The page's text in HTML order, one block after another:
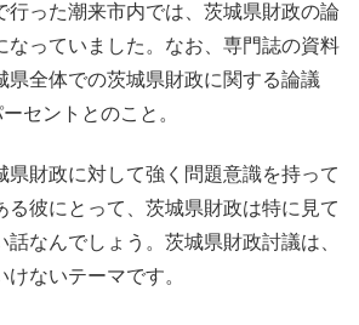
行った潮来市内では、茨城県財政の論
なっていました。なお、専門誌の資料
県全体での茨城県財政に関する論議
セントとのこと。
県財政に対して強く問題意識を持って
る彼にとって、茨城県財政は特に見て
話なんでしょう。茨城県財政討議は、
ないテーマです。